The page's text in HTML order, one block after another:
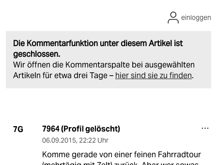
Die Kommentarfunktion unter diesem Artikel ist
geschlossen.
Wir öffnen die Kommentarspalte bei ausgewählten
Artikeln für etwa drei Tage – hier sind sie zu finden.
einloggen
7G 7964 (Profil gelöscht)
06.09.2015, 22:22 Uhr
Komme gerade von einer feinen Fahrradtour